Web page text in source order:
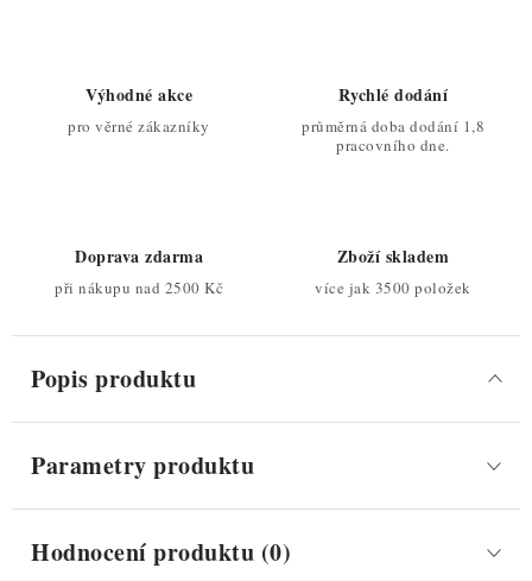
Výhodné akce
pro věrné zákazníky
Rychlé dodání
průměrná doba dodání 1,8
pracovního dne.
Doprava zdarma
při nákupu nad 2500 Kč
Zboží skladem
více jak 3500 položek
Popis produktu
Parametry produktu
Hodnocení produktu (0)